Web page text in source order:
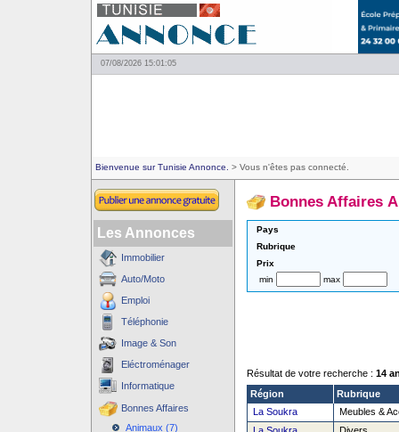
07/08/2026 15:01:05
Bienvenue sur Tunisie Annonce. > Vous n'êtes pas connecté.
Les Annonces
Immobilier
Auto/Moto
Emploi
Téléphonie
Image & Son
Eléctroménager
Informatique
Bonnes Affaires
Animaux (7)
Bonnes Affaires
Pays
Rubrique
Prix
min
max
Résultat de votre recherche : 14
Région
Rubrique
La Soukra
Meubles &